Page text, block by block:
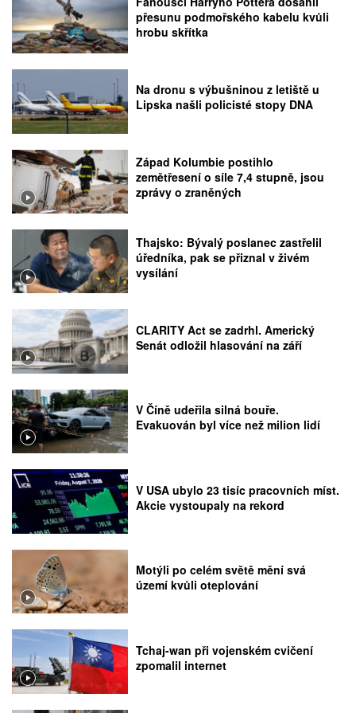
přesunu podmořského kabelu kvůli
hrobu skřítka
Na dronu s výbušninou z letiště u
Lipska našli policisté stopy DNA
Západ Kolumbie postihlo
zemětřesení o síle 7,4 stupně, jsou
zprávy o zraněných
Thajsko: Bývalý poslanec zastřelil
úředníka, pak se přiznal v živém
vysílání
CLARITY Act se zadrhl. Americký
Senát odložil hlasování na září
V Číně udeřila silná bouře.
Evakuován byl více než milion lidí
V USA ubylo 23 tisíc pracovních míst.
Akcie vystoupaly na rekord
Motýli po celém světě mění svá
území kvůli oteplování
Tchaj-wan při vojenském cvičení
zpomalil internet